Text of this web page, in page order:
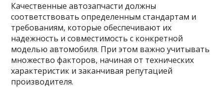
Качественные автозапчасти должны
соответствовать определенным стандартам и
требованиям, которые обеспечивают их
надежность и совместимость с конкретной
моделью автомобиля. При этом важно учитывать
множество факторов, начиная от технических
характеристик и заканчивая репутацией
производителя.